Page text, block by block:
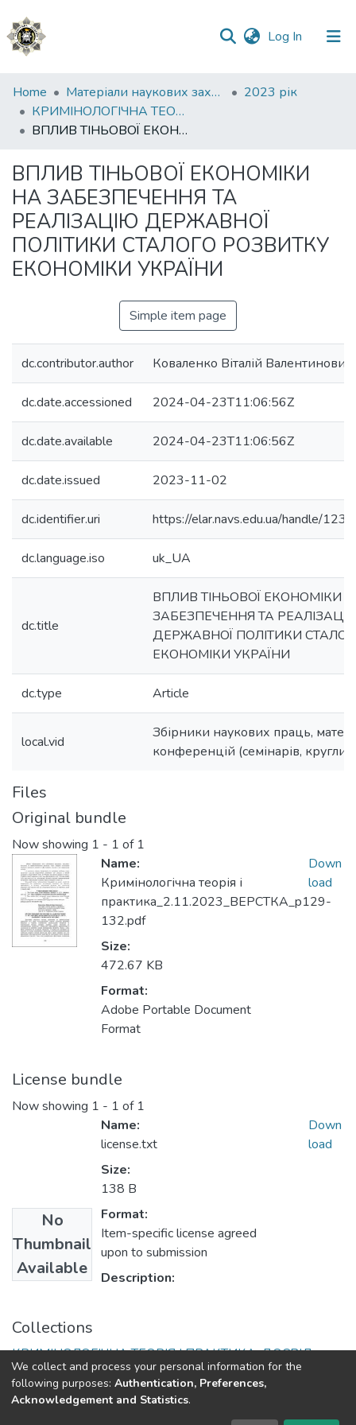
Log In (current)
Communities
&
Collections
Statistics
Home Матеріали наукових заходів
2023 рік
КРИМІНОЛОГІЧНА ТЕОРІЯ І ПРАКТИКА: ДОСВІД, ПРОБЛЕМИ СЬОГОДЕННЯ ТА ШЛЯХИ ЇХ ВИРІШЕННЯ
ВПЛИВ ТІНЬОВОЇ ЕКОНОМІКИ НА ЗАБЕЗПЕЧЕННЯ ТА РЕАЛІЗАЦІЮ ДЕРЖАВНОЇ ПОЛІТИКИ СТАЛОГО РОЗВИТКУ ЕКОНОМІКИ УКРАЇНИ
ВПЛИВ ТІНЬОВОЇ ЕКОНОМІКИ
НА ЗАБЕЗПЕЧЕННЯ ТА
РЕАЛІЗАЦІЮ ДЕРЖАВНОЇ
ПОЛІТИКИ СТАЛОГО РОЗВИТКУ
ЕКОНОМІКИ УКРАЇНИ
Simple item page
dc.contributor.author Коваленко Віталій Валентинович
dc.date.accessioned 2024-04-23T11:06:56Z
dc.date.available 2024-04-23T11:06:56Z
dc.date.issued 2023-11-02
dc.identifier.uri https://elar.navs.edu.ua/handle/
dc.language.iso uk_UA
dc.title
ВПЛИВ ТІНЬОВОЇ ЕКОНОМІКИ
ЗАБЕЗПЕЧЕННЯ ТА
ДЕРЖАВНОЇ ПОЛІТИКИ
ЕКОНОМІКИ УКРАЇНИ
dc.type Article
local.vid
Збірники наукових праць,
конференцій (семінарів, круглих
Files
Original bundle
Now showing 1 - 1 of 1
Name:
Кримінологічна теорія і
практика_2.11.2023_ВЕРСТКА_p129-
132.pdf
Size:
472.67 KB
Format:
Adobe Portable Document
Format
Down
load
License bundle
Now showing 1 - 1 of 1
No
Thumbnail
Available
Name:
license.txt
Size:
138 B
Format:
Item-specific license agreed
upon to submission
Description:
Down
load
Collections
КРИМІНОЛОГІЧНА ТЕОРІЯ І ПРАКТИКА: ДОСВІД,
ПРОБЛЕМИ СЬОГОДЕННЯ ТА ШЛЯХИ ЇХ ВИРІШЕННЯ
We collect and process your personal information for the
following purposes: Authentication, Preferences,
Acknowledgement and Statistics.